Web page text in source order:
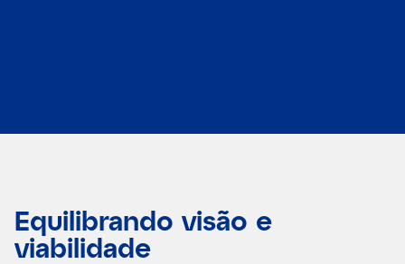
Equilibrando visão e
viabilidade